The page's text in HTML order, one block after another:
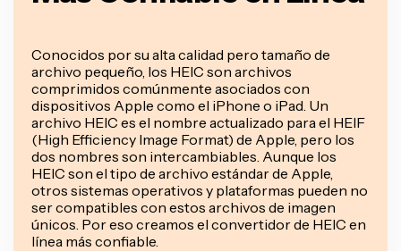
Conocidos por su alta calidad pero tamaño de
archivo pequeño, los HEIC son archivos
comprimidos comúnmente asociados con
dispositivos Apple como el iPhone o iPad. Un
archivo HEIC es el nombre actualizado para el HEIF
(High Efficiency Image Format) de Apple, pero los
dos nombres son intercambiables. Aunque los
HEIC son el tipo de archivo estándar de Apple,
otros sistemas operativos y plataformas pueden no
ser compatibles con estos archivos de imagen
únicos. Por eso creamos el convertidor de HEIC en
línea más confiable.